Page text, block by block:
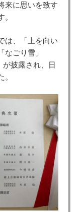
来に思いを致す
は、「上を向い
ごり雪」
が披露され、日